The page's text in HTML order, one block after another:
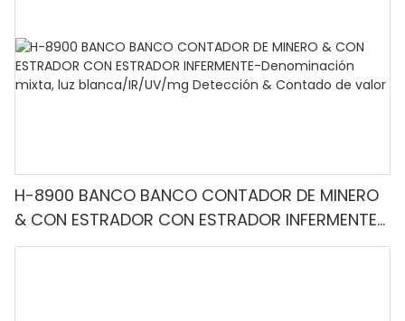
H-8900 BANCO BANCO CONTADOR DE MINERO
& CON ESTRADOR CON ESTRADOR INFERMENTE-
Denominación mixta, luz blanca/IR/UV/mg